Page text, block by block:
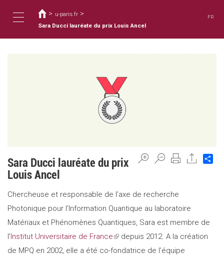
main
Toggle
are
here
> u-paris.fr >
Sara Ducci lauréate du prix Louis Ancel
FR
Sara Ducci lauréate du prix
Louis Ancel
Chercheuse et responsable de l’axe de recherche
Photonique pour l’Information Quantique au laboratoire
Matériaux et Phénomènes Quantiques, Sara est membre de
l’Institut Universitaire de France(link
is
depuis 2012. A la création
de MPQ en 2002, elle a été co-fondatrice de l’équipe